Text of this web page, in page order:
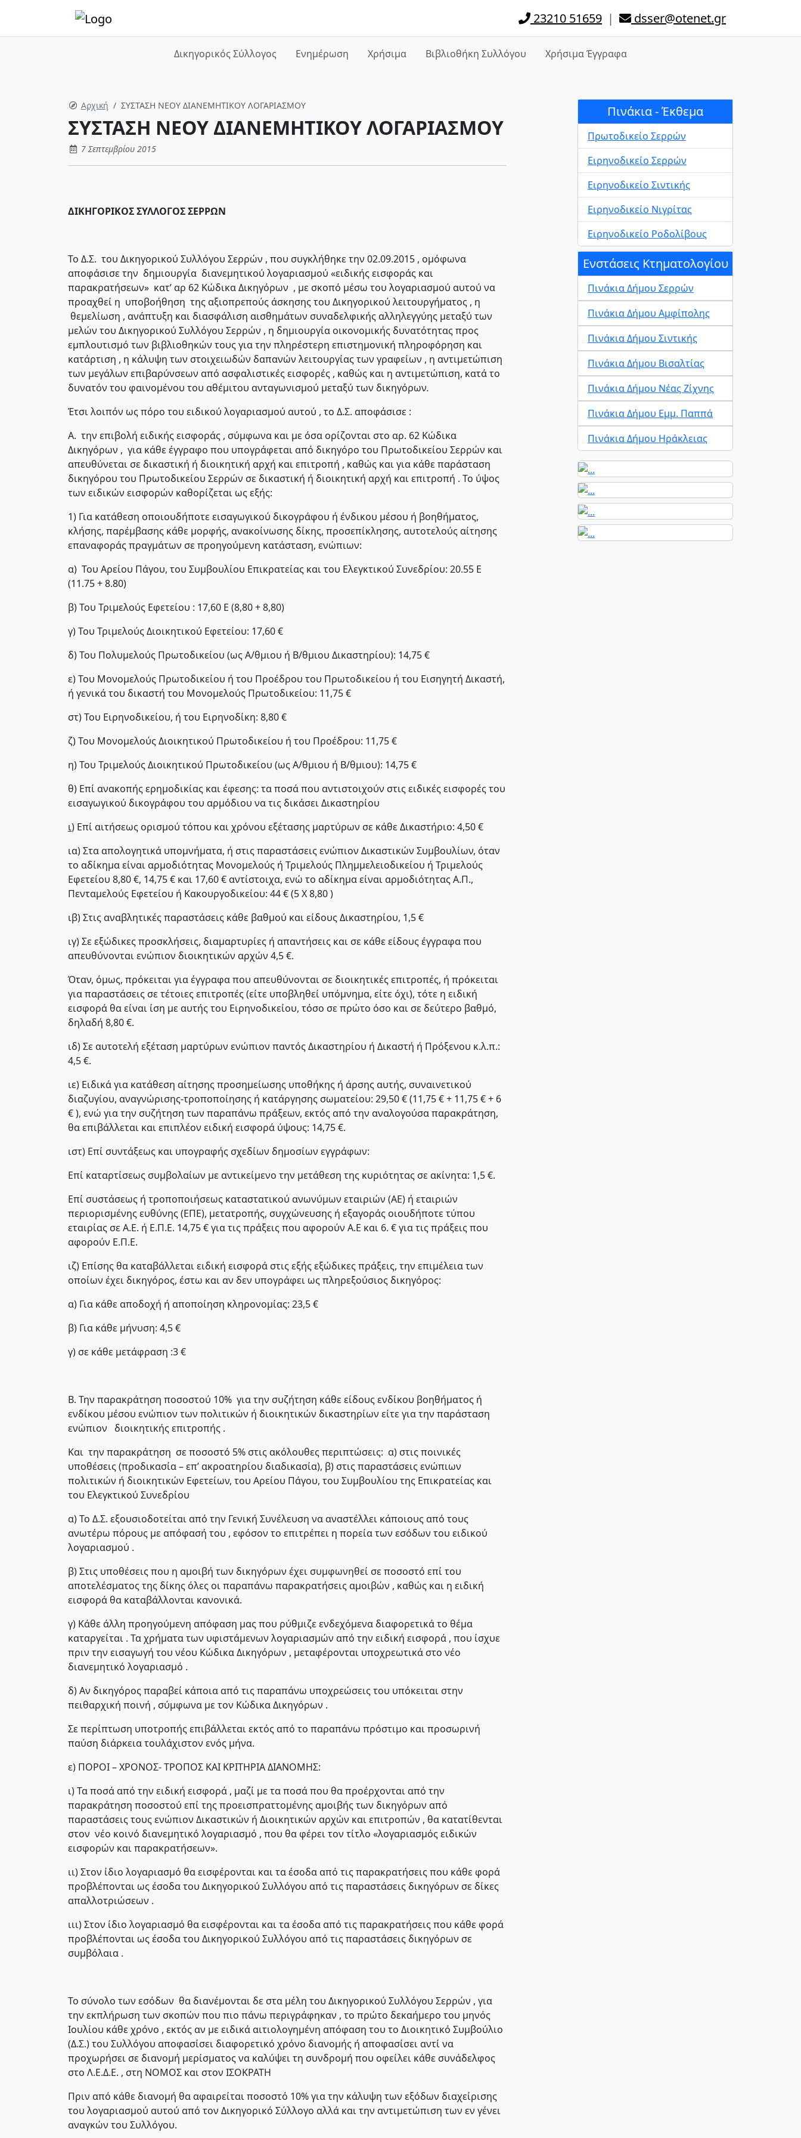
23210 51659 | dsser@otenet.gr
Δικηγορικός Σύλλογος Ενημέρωση Χρήσιμα Βιβλιοθήκη Συλλόγου Χρήσιμα Έγγραφα
Αρχική ΣΥΣΤΑΣΗ ΝΕΟΥ ΔΙΑΝΕΜΗΤΙΚΟΥ ΛΟΓΑΡΙΑΣΜΟΥ
ΣΥΣΤΑΣΗ ΝΕΟΥ ΔΙΑΝΕΜΗΤΙΚΟΥ ΛΟΓΑΡΙΑΣΜΟΥ
7 Σεπτεμβρίου 2015
ΔΙΚΗΓΟΡΙΚΟΣ ΣΥΛΛΟΓΟΣ ΣΕΡΡΩΝ
Το Δ.Σ. του Δικηγορικού Συλλόγου Σερρών , που συγκλήθηκε την 02.09.2015 , ομόφωνα
αποφάσισε την δημιουργία διανεμητικού λογαριασμού «ειδικής εισφοράς και
παρακρατήσεων» κατ’ αρ 62 Κώδικα Δικηγόρων , με σκοπό μέσω του λογαριασμού αυτού να
προαχθεί η υποβοήθηση της αξιοπρεπούς άσκησης του Δικηγορικού λειτουργήματος , η
θεμελίωση , ανάπτυξη και διασφάλιση αισθημάτων συναδελφικής αλληλεγγύης μεταξύ των
μελών του Δικηγορικού Συλλόγου Σερρών , η δημιουργία οικονομικής δυνατότητας προς
εμπλουτισμό των βιβλιοθηκών τους για την πληρέστερη επιστημονική πληροφόρηση και
κατάρτιση , η κάλυψη των στοιχειωδών δαπανών λειτουργίας των γραφείων , η αντιμετώπιση
των μεγάλων επιβαρύνσεων από ασφαλιστικές εισφορές , καθώς και η αντιμετώπιση, κατά το
δυνατόν του φαινομένου του αθέμιτου ανταγωνισμού μεταξύ των δικηγόρων.
Έτσι λοιπόν ως πόρο του ειδικού λογαριασμού αυτού , το Δ.Σ. αποφάσισε :
Α. την επιβολή ειδικής εισφοράς , σύμφωνα και με όσα ορίζονται στο αρ. 62 Κώδικα
Δικηγόρων , για κάθε έγγραφο που υπογράφεται από δικηγόρο του Πρωτοδικείου Σερρών και
απευθύνεται σε δικαστική ή διοικητική αρχή και επιτροπή , καθώς και για κάθε παράσταση
δικηγόρου του Πρωτοδικείου Σερρών σε δικαστική ή διοικητική αρχή και επιτροπή . Το ύψος
των ειδικών εισφορών καθορίζεται ως εξής:
1) Για κατάθεση οποιουδήποτε εισαγωγικού δικογράφου ή ένδικου μέσου ή βοηθήματος,
κλήσης, παρέμβασης κάθε μορφής, ανακοίνωσης δίκης, προσεπίκλησης, αυτοτελούς αίτησης
επαναφοράς πραγμάτων σε προηγούμενη κατάσταση, ενώπιων:
α) Του Αρείου Πάγου, του Συμβουλίου Επικρατείας και του Ελεγκτικού Συνεδρίου: 20.55 E
(11.75 + 8.80)
β) Του Τριμελούς Εφετείου : 17,60 Ε (8,80 + 8,80)
γ) Του Τριμελούς Διοικητικού Εφετείου: 17,60 €
δ) Του Πολυμελούς Πρωτοδικείου (ως Α/θμιου ή Β/θμιου Δικαστηρίου): 14,75 €
ε) Του Μονομελούς Πρωτοδικείου ή του Προέδρου του Πρωτοδικείου ή του Εισηγητή Δικαστή,
ή γενικά του δικαστή του Μονομελούς Πρωτοδικείου: 11,75 €
στ) Του Ειρηνοδικείου, ή του Ειρηνοδίκη: 8,80 €
ζ) Του Μονομελούς Διοικητικού Πρωτοδικείου ή του Προέδρου: 11,75 €
η) Του Τριμελούς Διοικητικού Πρωτοδικείου (ως Α/θμιου ή Β/θμιου): 14,75 €
θ) Επί ανακοπής ερημοδικίας και έφεσης: τα ποσά που αντιστοιχούν στις ειδικές εισφορές του
εισαγωγικού δικογράφου του αρμόδιου να τις δικάσει Δικαστηρίου
ι) Επί αιτήσεως ορισμού τόπου και χρόνου εξέτασης μαρτύρων σε κάθε Δικαστήριο: 4,50 €
ια) Στα απολογητικά υπομνήματα, ή στις παραστάσεις ενώπιον Δικαστικών Συμβουλίων, όταν
το αδίκημα είναι αρμοδιότητας Μονομελούς ή Τριμελούς Πλημμελειοδικείου ή Τριμελούς
Εφετείου 8,80 €, 14,75 € και 17,60 € αντίστοιχα, ενώ το αδίκημα είναι αρμοδιότητας Α.Π.,
Πενταμελούς Εφετείου ή Κακουργοδικείου: 44 € (5 Χ 8,80 )
ιβ) Στις αναβλητικές παραστάσεις κάθε βαθμού και είδους Δικαστηρίου, 1,5 €
ιγ) Σε εξώδικες προσκλήσεις, διαμαρτυρίες ή απαντήσεις και σε κάθε είδους έγγραφα που
απευθύνονται ενώπιον διοικητικών αρχών 4,5 €.
Όταν, όμως, πρόκειται για έγγραφα που απευθύνονται σε διοικητικές επιτροπές, ή πρόκειται
για παραστάσεις σε τέτοιες επιτροπές (είτε υποβληθεί υπόμνημα, είτε όχι), τότε η ειδική
εισφορά θα είναι ίση με αυτής του Ειρηνοδικείου, τόσο σε πρώτο όσο και σε δεύτερο βαθμό,
δηλαδή 8,80 €.
ιδ) Σε αυτοτελή εξέταση μαρτύρων ενώπιον παντός Δικαστηρίου ή Δικαστή ή Πρόξενου κ.λ.π.:
4,5 €.
ιε) Ειδικά για κατάθεση αίτησης προσημείωσης υποθήκης ή άρσης αυτής, συναινετικού
διαζυγίου, αναγνώρισης-τροποποίησης ή κατάργησης σωματείου: 29,50 € (11,75 € + 11,75 € + 6
€ ), ενώ για την συζήτηση των παραπάνω πράξεων, εκτός από την αναλογούσα παρακράτηση,
θα επιβάλλεται και επιπλέον ειδική εισφορά ύψους: 14,75 €.
ιστ) Επί συντάξεως και υπογραφής σχεδίων δημοσίων εγγράφων:
Επί καταρτίσεως συμβολαίων με αντικείμενο την μετάθεση της κυριότητας σε ακίνητα: 1,5 €.
Επί συστάσεως ή τροποποιήσεως καταστατικού ανωνύμων εταιριών (ΑΕ) ή εταιριών
περιορισμένης ευθύνης (ΕΠΕ), μετατροπής, συγχώνευσης ή εξαγοράς οιουδήποτε τύπου
εταιρίας σε Α.Ε. ή Ε.Π.Ε. 14,75 € για τις πράξεις που αφορούν Α.Ε και 6. € για τις πράξεις που
αφορούν Ε.Π.Ε.
ιζ) Επίσης θα καταβάλλεται ειδική εισφορά στις εξής εξώδικες πράξεις, την επιμέλεια των
οποίων έχει δικηγόρος, έστω και αν δεν υπογράφει ως πληρεξούσιος δικηγόρος:
α) Για κάθε αποδοχή ή αποποίηση κληρονομίας: 23,5 €
β) Για κάθε μήνυση: 4,5 €
γ) σε κάθε μετάφραση :3 €
Β. Την παρακράτηση ποσοστού 10% για την συζήτηση κάθε είδους ενδίκου βοηθήματος ή
ενδίκου μέσου ενώπιον των πολιτικών ή διοικητικών δικαστηρίων είτε για την παράσταση
ενώπιον διοικητικής επιτροπής .
Και την παρακράτηση σε ποσοστό 5% στις ακόλουθες περιπτώσεις: α) στις ποινικές
υποθέσεις (προδικασία – επ’ ακροατηρίου διαδικασία), β) στις παραστάσεις ενώπιων
πολιτικών ή διοικητικών Εφετείων, του Αρείου Πάγου, του Συμβουλίου της Επικρατείας και
του Ελεγκτικού Συνεδρίου
α) Το Δ.Σ. εξουσιοδοτείται από την Γενική Συνέλευση να αναστέλλει κάποιους από τους
ανωτέρω πόρους με απόφασή του , εφόσον το επιτρέπει η πορεία των εσόδων του ειδικού
λογαριασμού .
β) Στις υποθέσεις που η αμοιβή των δικηγόρων έχει συμφωνηθεί σε ποσοστό επί του
αποτελέσματος της δίκης όλες οι παραπάνω παρακρατήσεις αμοιβών , καθώς και η ειδική
εισφορά θα καταβάλλονται κανονικά.
γ) Κάθε άλλη προηγούμενη απόφαση μας που ρύθμιζε ενδεχόμενα διαφορετικά το θέμα
καταργείται . Τα χρήματα των υφιστάμενων λογαριασμών από την ειδική εισφορά , που ίσχυε
πριν την εισαγωγή του νέου Κώδικα Δικηγόρων , μεταφέρονται υποχρεωτικά στο νέο
διανεμητικό λογαριασμό .
δ) Αν δικηγόρος παραβεί κάποια από τις παραπάνω υποχρεώσεις του υπόκειται στην
πειθαρχική ποινή , σύμφωνα με τον Κώδικα Δικηγόρων .
Σε περίπτωση υποτροπής επιβάλλεται εκτός από το παραπάνω πρόστιμο και προσωρινή
παύση διάρκεια τουλάχιστον ενός μήνα.
ε) ΠΟΡΟΙ – ΧΡΟΝΟΣ- ΤΡΟΠΟΣ ΚΑΙ ΚΡΙΤΗΡΙΑ ΔΙΑΝΟΜΗΣ:
ι) Τα ποσά από την ειδική εισφορά , μαζί με τα ποσά που θα προέρχονται από την
παρακράτηση ποσοστού επί της προεισπραττομένης αμοιβής των δικηγόρων από
παραστάσεις τους ενώπιον Δικαστικών ή Διοικητικών αρχών και επιτροπών , θα κατατίθενται
στον νέο κοινό διανεμητικό λογαριασμό , που θα φέρει τον τίτλο «λογαριασμός ειδικών
εισφορών και παρακρατήσεων».
ιι) Στον ίδιο λογαριασμό θα εισφέρονται και τα έσοδα από τις παρακρατήσεις που κάθε φορά
προβλέπονται ως έσοδα του Δικηγορικού Συλλόγου από τις παραστάσεις δικηγόρων σε δίκες
απαλλοτριώσεων .
ιιι) Στον ίδιο λογαριασμό θα εισφέρονται και τα έσοδα από τις παρακρατήσεις που κάθε φορά
προβλέπονται ως έσοδα του Δικηγορικού Συλλόγου από τις παραστάσεις δικηγόρων σε
συμβόλαια .
Το σύνολο των εσόδων θα διανέμονται δε στα μέλη του Δικηγορικού Συλλόγου Σερρών , για
την εκπλήρωση των σκοπών που πιο πάνω περιγράφηκαν , το πρώτο δεκαήμερο του μηνός
Ιουλίου κάθε χρόνο , εκτός αν με ειδικά αιτιολογημένη απόφαση του το Διοικητικό Συμβούλιο
(Δ.Σ.) του Συλλόγου αποφασίσει διαφορετικό χρόνο διανομής ή αποφασίσει αντί να
προχωρήσει σε διανομή μερίσματος να καλύψει τη συνδρομή που οφείλει κάθε συνάδελφος
στο Λ.Ε.Δ.Ε. , στη ΝΟΜΟΣ και στον ΙΣΟΚΡΑΤΗ
Πριν από κάθε διανομή θα αφαιρείται ποσοστό 10% για την κάλυψη των εξόδων διαχείρισης
του λογαριασμού αυτού από τον Δικηγορικό Σύλλογο αλλά και την αντιμετώπιση των εν γένει
αναγκών του Συλλόγου.
Πινάκια - Έκθεμα
Πρωτοδικείο Σερρών
Ειρηνοδικείο Σερρών
Ειρηνοδικείο Σιντικής
Ειρηνοδικείο Νιγρίτας
Ειρηνοδικείο Ροδολίβους
Ενστάσεις Κτηματολογίου
Πινάκια Δήμου Σερρών
Πινάκια Δήμου Αμφίπολης
Πινάκια Δήμου Σιντικής
Πινάκια Δήμου Βισαλτίας
Πινάκια Δήμου Νέας Ζίχνης
Πινάκια Δήμου Εμμ. Παππά
Πινάκια Δήμου Ηράκλειας